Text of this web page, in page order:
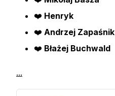
❤️ Henryk
❤️ Andrzej Zapaśnik
❤️ Błażej Buchwald
...